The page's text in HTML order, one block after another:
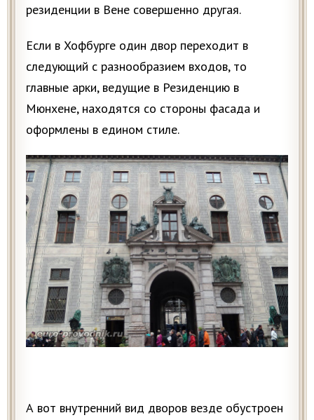
резиденции в Вене совершенно другая.
Если в Хофбурге один двор переходит в
следующий с разнообразием входов, то
главные арки, ведущие в Резиденцию в
Мюнхене, находятся со стороны фасада и
оформлены в едином стиле.
А вот внутренний вид дворов везде обустроен